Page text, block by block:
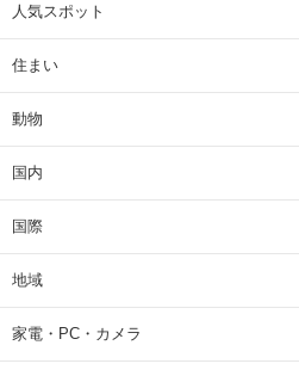
人気スポット
住まい
動物
国内
国際
地域
家電・PC・カメラ